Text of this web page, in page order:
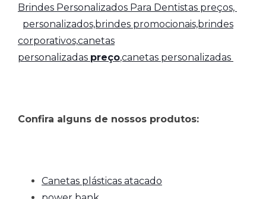
Brindes Personalizados Para Dentistas preços,
personalizados,brindes promocionais,brindes
corporativos,canetas
personalizadas preço,canetas personalizadas
Confira alguns de nossos produtos:
Canetas plásticas atacado